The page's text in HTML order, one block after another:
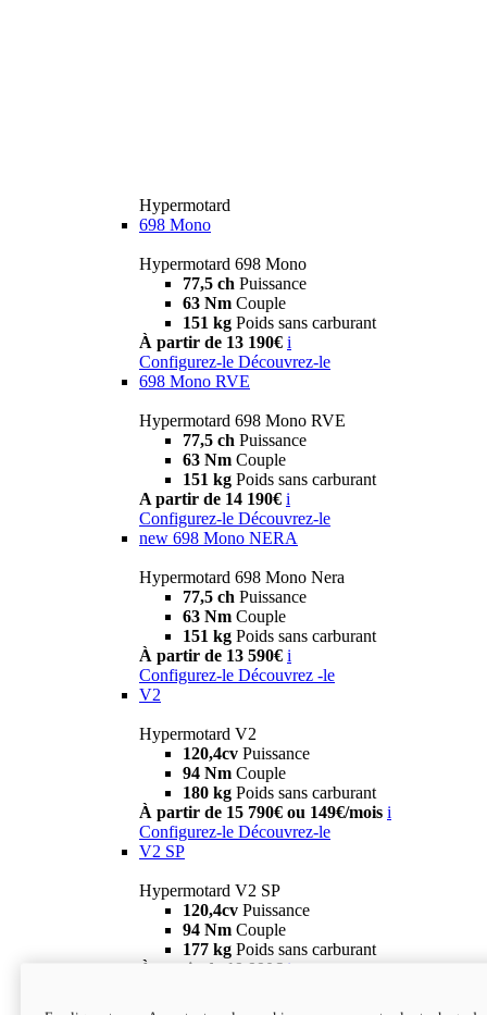
Hypermotard
698 Mono
Hypermotard 698 Mono
77,5 ch Puissance
63 Nm Couple
151 kg Poids sans carburant
À partir de 13 190€ i
Configurez-le Découvrez-le
698 Mono RVE
Hypermotard 698 Mono RVE
77,5 ch Puissance
63 Nm Couple
151 kg Poids sans carburant
A partir de 14 190€ i
Configurez-le Découvrez-le
new 698 Mono NERA
Hypermotard 698 Mono Nera
77,5 ch Puissance
63 Nm Couple
151 kg Poids sans carburant
À partir de 13 590€ i
Configurez-le Découvrez -le
V2
Hypermotard V2
120,4cv Puissance
94 Nm Couple
180 kg Poids sans carburant
À partir de 15 790€ ou 149€/mois i
Configurez-le Découvrez-le
V2 SP
Hypermotard V2 SP
120,4cv Puissance
94 Nm Couple
177 kg Poids sans carburant
À partir de 19 990€ i
new
V2 SP 100